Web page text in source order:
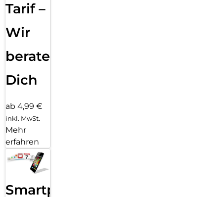
Tarif –
Wir
beraten
Dich
ab 4,99 €
inkl. MwSt.
Mehr
erfahren
Smartphone